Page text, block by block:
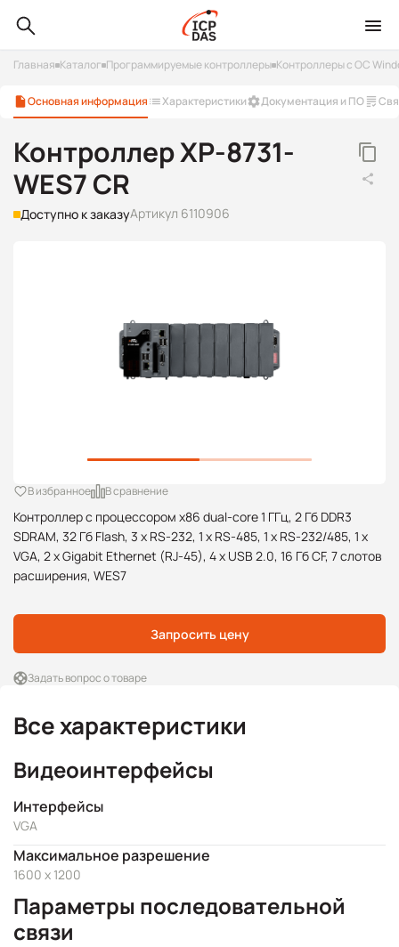
Главная Каталог Программируемые контроллеры Контроллеры с ОС
Основная информация Характеристики Документация и ПО
Контроллер XP-8731-
WES7 CR
Доступно к заказуАртикул 6110906
Контроллер с процессором x86 dual-core 1 ГГц, 2 Гб DDR3
SDRAM, 32 Гб Flash, 3 x RS-232, 1 x RS-485, 1 x RS-232/485, 1 x
VGA, 2 x Gigabit Ethernet (RJ-45), 4 x USB 2.0, 16 Гб CF, 7 слотов
расширения, WES7
В избранное В сравнение
Запросить цену
Задать вопрос о товаре
Все характеристики
Видеоинтерфейсы
Интерфейсы
VGA
Максимальное разрешение
1600 x 1200
Параметры последовательной
связи